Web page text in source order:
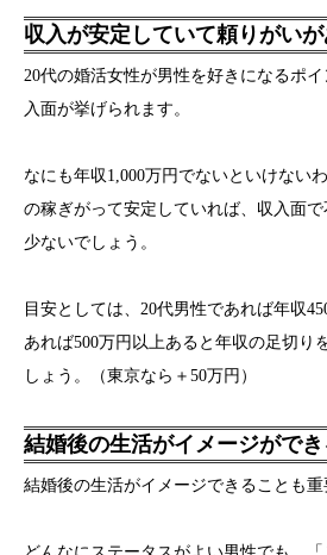
収入が安定していて頼りがい
20代の婚活女性が男性を好きになるポ
入面が挙げられます。
なにも年収1,000万円でないといけない
の稼ぎがって安定していれば、収入面
少ないでしょう。
目安としては、20代男性であれば年収
あれば500万円以上あると年収の足切り
しょう。（東京なら＋50万円）
結婚後の生活がイメージができ
結婚後の生活がイメージできることも重